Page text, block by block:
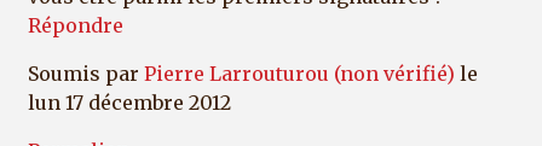
Répondre
Soumis par Pierre Larrouturou (non vérifié) le
lun 17 décembre 2012